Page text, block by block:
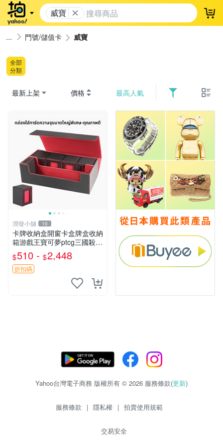
威寶 登
門號/儲值卡 威寶
全部
分類
最新上架 價格 最高人氣
潤發小舖 10
卡牌收納盒開窗卡盒牌盒收納
箱游戲王寶可夢ptcg三國殺海
賊王dtcg
$510 - $2,448
折扣碼
Yahoo台灣電子商務 版權所有 © 2026 服務條款(更新)
服務條款 | 隱私權 | 拍賣使用規範
交易安全